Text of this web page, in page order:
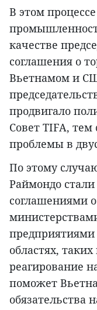
В этом
качестве
соглашения о
Вьетнамом и
продвигало
Совет TIFA,
проблемы в
По этому
Раймондо
соглашениями
предприятиями
областях,
реагирование
поможет
обязательства